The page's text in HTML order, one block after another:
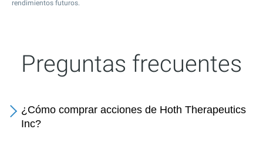
rendimientos futuros.
Preguntas frecuentes
¿Cómo comprar acciones de Hoth Therapeutics
Inc?